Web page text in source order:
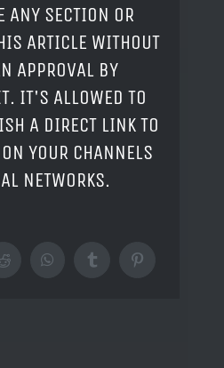
ANY SECTION OR
ARTICLE WITHOUT
APPROVAL BY
IT'S ALLOWED TO
A DIRECT LINK TO
YOUR CHANNELS
NETWORKS.
RedditWhatsAppTumblrPinterest